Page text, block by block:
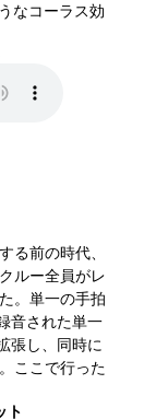
なコーラス効
る前の時代、
ルー全員がレ
。単一の手拍
音された単一
張し、同時に
ここで行った
ト